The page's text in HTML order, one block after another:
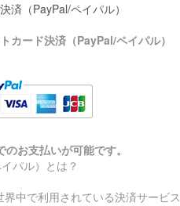
済（PayPal/ペイパル）
カード決済（PayPal/ペイパル）
のお支払いが可能です。
パル）とは？
界中で利用されている決済サービス